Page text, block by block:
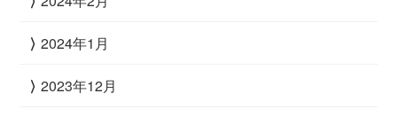
2024年1月
2023年12月